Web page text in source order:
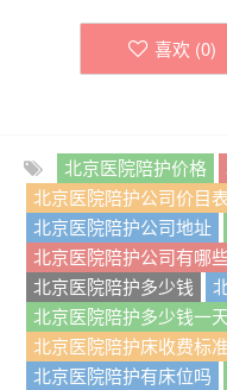
喜欢 (0)
北京医院陪护价格
北京医院陪护公司价目表
北京医院陪护公司地址
北京医院陪护公司有哪
北京医院陪护多少钱
北京医院陪护多少钱一
北京医院陪护床收费标
北京医院陪护有床位吗